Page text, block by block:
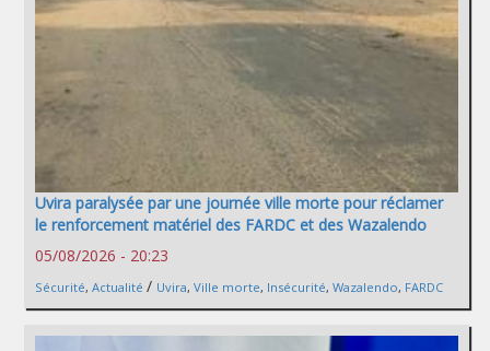
Uvira paralysée par une journée ville morte pour réclamer
le renforcement matériel des FARDC et des Wazalendo
05/08/2026 - 20:23
Sécurité, Actualité / Uvira, Ville morte, Insécurité, Wazalendo, FARDC